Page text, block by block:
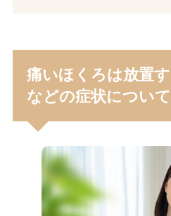
痛いほくろは放置
などの症状について